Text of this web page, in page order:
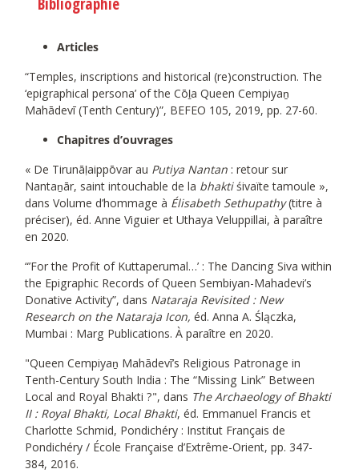
Articles
“Temples, inscriptions and historical (re)construction. The
‘epigraphical persona’ of the Cōḻa Queen Cempiyaṉ
Mahādevī (Tenth Century)”, BEFEO 105, 2019, pp. 27-60.
Chapitres d’ouvrages
« De Tirunāḷaippōvar au Putiya Nantan : retour sur
Nantaṉār, saint intouchable de la bhaktiśivaïte tamoule »,
dans Volume d’hommage à Élisabeth Sethupathy(titre à
préciser), éd. Anne Viguier et Uthaya Veluppillai, à paraître
en 2020.
“’For the Profit of Kuttaperumal…’ : The Dancing Siva within
the Epigraphic Records of Queen Sembiyan-Mahadevi’s
Donative Activity”, dans Nataraja Revisited : New
Research on the Nataraja Icon, éd. Anna A. Ślączka,
Mumbai : Marg Publications. À paraître en 2020.
"Queen Cempiyaṉ Mahādevī’s Religious Patronage in
Tenth-Century South India : The “Missing Link” Between
Local and Royal Bhakti ?", dans The Archaeology of Bhakti
II : Royal Bhakti, Local Bhakti, éd. Emmanuel Francis et
Charlotte Schmid, Pondichéry : Institut Français de
Pondichéry / École Française d’Extrême-Orient, pp. 347-
384, 2016.